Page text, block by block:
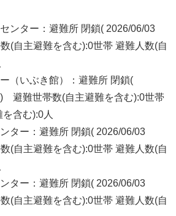
ンター：避難所 閉鎖( 2026/06/03
(自主避難を含む):0世帯 避難人数(自
（いぶき館）：避難所 閉鎖(
避難世帯数(自主避難を含む):0世帯
含む):0人
ター：避難所 閉鎖( 2026/06/03
(自主避難を含む):0世帯 避難人数(自
ター：避難所 閉鎖( 2026/06/03
(自主避難を含む):0世帯 避難人数(自